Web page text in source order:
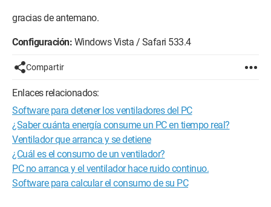
gracias de antemano.
Configuración: Windows Vista / Safari 533.4
Compartir
Enlaces relacionados:
Software para detener los ventiladores del PC
¿Saber cuánta energía consume un PC en tiempo real?
Ventilador que arranca y se detiene
¿Cuál es el consumo de un ventilador?
PC no arranca y el ventilador hace ruido continuo.
Software para calcular el consumo de su PC